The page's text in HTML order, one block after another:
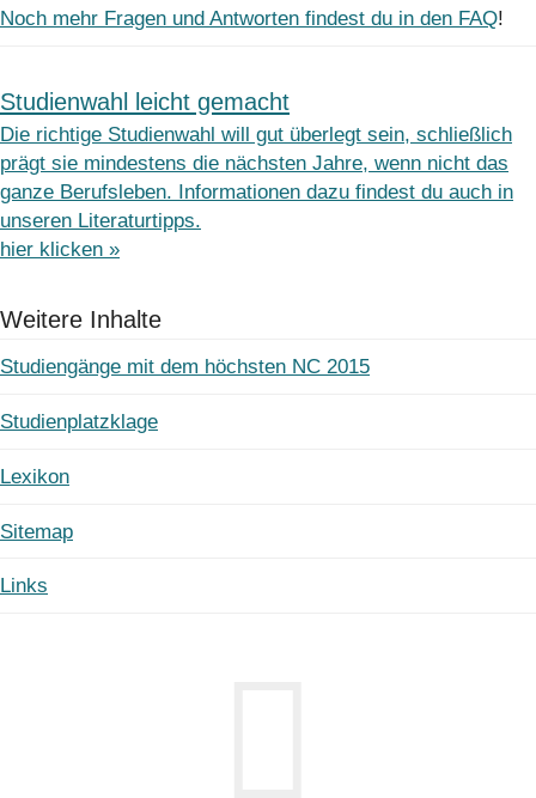
Noch mehr Fragen und Antworten findest du in den FAQ!
Studienwahl leicht gemacht
Die richtige Studienwahl will gut überlegt sein, schließlich
prägt sie mindestens die nächsten Jahre, wenn nicht das
ganze Berufsleben. Informationen dazu findest du auch in
unseren Literaturtipps.
hier klicken »
Weitere Inhalte
Studiengänge mit dem höchsten NC 2015
Studienplatzklage
Lexikon
Sitemap
Links